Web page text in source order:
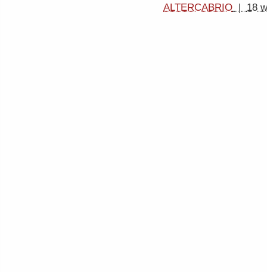
ALTERCABRIO | 18